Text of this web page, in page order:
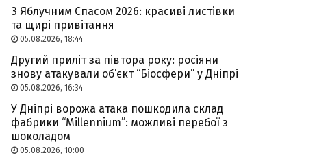
З Яблучним Спасом 2026: красиві листівки
та щирі привітання
05.08.2026, 18:44
Другий приліт за півтора року: росіяни
знову атакували об’єкт “Біосфери” у Дніпрі
05.08.2026, 16:34
У Дніпрі ворожа атака пошкодила склад
фабрики “Millennium”: можливі перебої з
шоколадом
05.08.2026, 10:00